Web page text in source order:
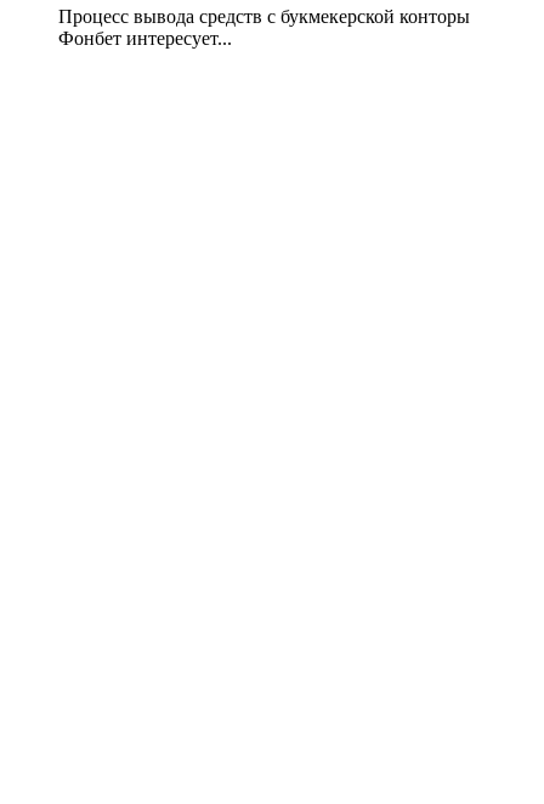
Процесс вывода средств с букмекерской конторы
Фонбет интересует...